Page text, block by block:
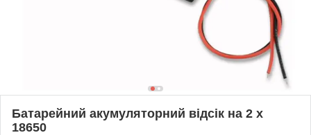
Батарейний акумуляторний відсік на 2 х
18650